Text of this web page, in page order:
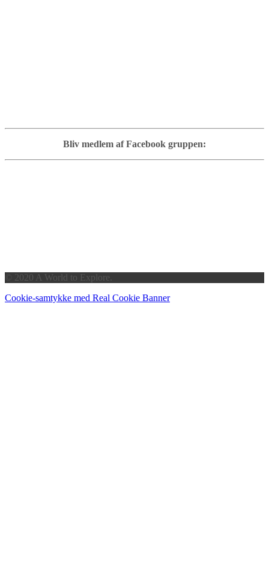
Bliv medlem af Facebook gruppen:
© 2020 A World to Explore.
Cookie-samtykke med Real Cookie Banner